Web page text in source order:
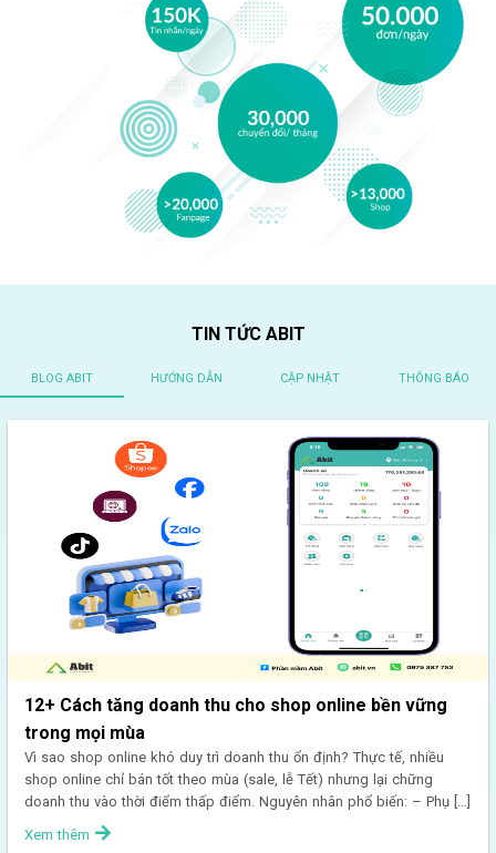
TIN TỨC ABIT
BLOG ABIT HƯỚNG DẪN CẬP NHẬT THÔNG BÁO
12+ Cách tăng doanh thu cho shop online bền vững
trong mọi mùa
Vì sao shop online khó duy trì doanh thu ổn định? Thực tế, nhiều
shop online chỉ bán tốt theo mùa (sale, lễ Tết) nhưng lại chững
doanh thu vào thời điểm thấp điểm. Nguyên nhân phổ biến: – Phụ […]
Xem thêm